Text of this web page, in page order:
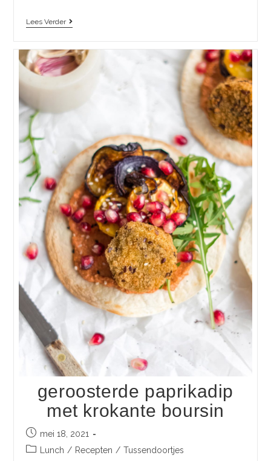
Lees Verder
geroosterde paprikadip
met krokante boursin
mei 18, 2021
Lunch / Recepten / Tussendoortjes